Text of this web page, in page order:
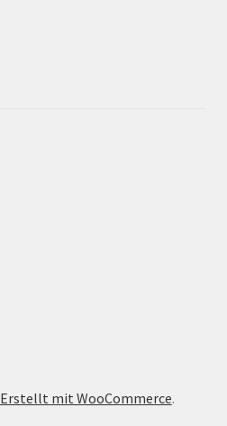
Erstellt mit WooCommerce.